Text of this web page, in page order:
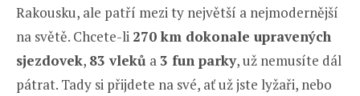
Rakousku, ale patří mezi ty největší a nejmodernější
na světě. Chcete-li 270 km dokonale upravených
sjezdovek, 83 vleků a 3 fun parky, už nemusíte dál
pátrat. Tady si přijdete na své, ať už jste lyžaři, nebo